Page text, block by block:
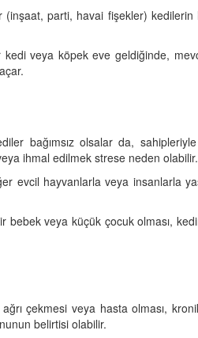
parti, havai fişekler) kedilerin
veya köpek eve geldiğinde,
bağımsız olsalar da,
ihmal edilmek strese neden olabilir.
evcil hayvanlarla veya insanlarla
bebek veya küçük çocuk olması,
çekmesi veya hasta olması,
belirtisi olabilir.